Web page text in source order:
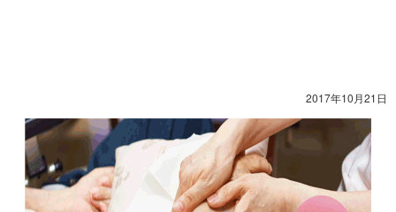
2017年10月21日